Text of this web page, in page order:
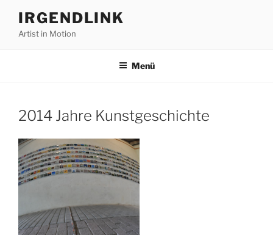
Inhalt
springen
IRGENDLINK
Artist in Motion
Menü
2014 Jahre Kunstgeschichte